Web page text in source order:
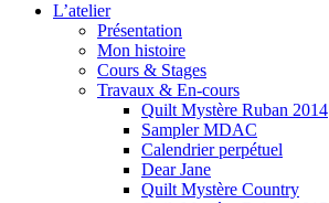
L’atelier
Présentation
Mon histoire
Cours & Stages
Travaux & En-cours
Quilt Mystère Ruban 2014
Sampler MDAC
Calendrier perpétuel
Dear Jane
Quilt Mystère Country